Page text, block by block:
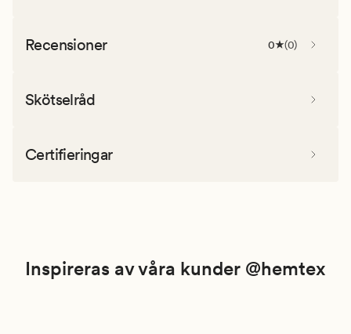
Recensioner 0 (0)
Skötselråd
Certifieringar
Inspireras av våra kunder @hemtex